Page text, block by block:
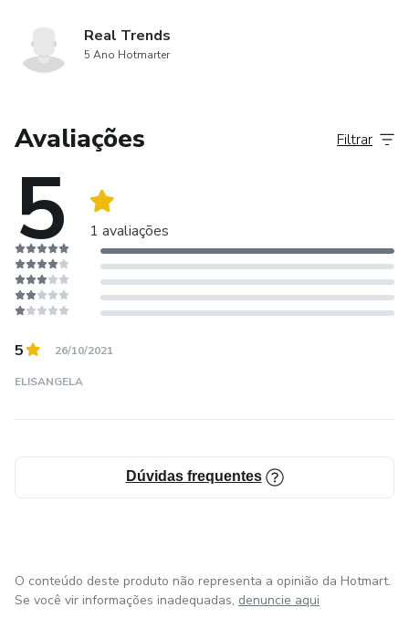
Real Trends
5 Ano Hotmarter
Avaliações
5 1 avaliações
Filtrar
5 26/10/2021
ELISANGELA
Dúvidas frequentes
O conteúdo deste produto não representa a opinião da Hotmart.
Se você vir informações inadequadas, denuncie aqui